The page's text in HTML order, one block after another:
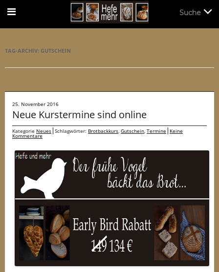
TAG-ARCHIV: GUTSCHEIN
25. November 2016
Neue Kurstermine sind online
Kategorie Neues Schlagwörter: Brotbackkurs, Gutschein, Termine Keine
Kommentare
Suche
Suche